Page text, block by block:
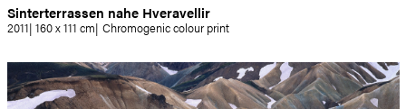
Sinterterrassen nahe Hveravellir
2011 160 x 111 cm Chromogenic colour print